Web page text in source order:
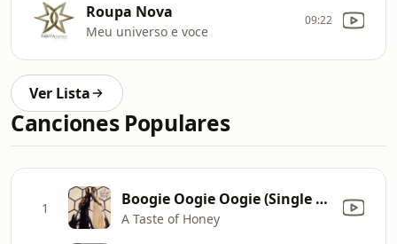
Roupa Nova
Meu universo e voce
09:22
Ver Lista
Canciones Populares
1 Boogie Oogie Oogie (Single Version 2)
A Taste of Honey